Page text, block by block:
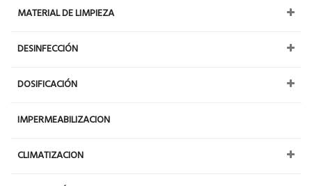
MATERIAL DE LIMPIEZA
DESINFECCIÓN
DOSIFICACIÓN
IMPERMEABILIZACION
CLIMATIZACION